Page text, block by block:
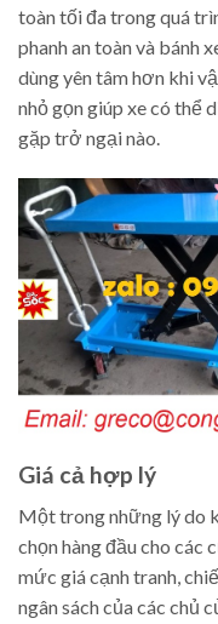
toàn tối đa trong quá
phanh an toàn và bánh
dùng yên tâm hơn khi
nhỏ gọn giúp xe có thể
gặp trở ngại nào.
Giá cả hợp lý
Một trong những lý do
chọn hàng đầu cho các
mức giá cạnh tranh,
ngân sách của các chủ